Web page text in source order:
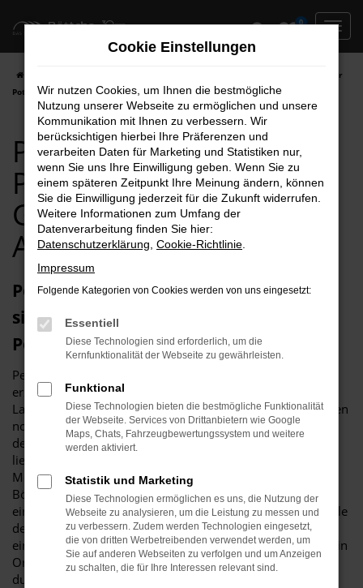
Zum
springen
0
Peugeot Expert für
Potsdam Gebrauchtwagen Top Angebote
Peugeot Expert für
Potsdam
Gebrauchtwagen Top
Angebote
Peugeot Expert Gebrauchtwagen –
sicher und sorglos unterwegs in
Potsdam
Peugeot Expert Gebrauchtwagen zeichnen sich durch
erstklassige Qualität aus. Allgemein bekannt ist die
Langlebigkeit dieses Fahrzeugs, das auch in älteren Auflagen
noch voll und ganz auf Höhe der Zeit fährt. Wenn Sie nach
dem passenden fahrbaren Untersatz für Potsdam suchen,
liegen Sie goldrichtig und sichern sich viele Jahre sorglose
Mobilität. Natürlich bevorzugen auch wir vom Autohaus
Böttche junge Gebrauchtwagen und geben Ihnen für deren
einwandfreie Qualität eine Garantie. Des Weiteren sind viele
der Peugeot Expert Gebrauchtwagen für Potsdam mitsamt
eines Scheckhefts im Angebot und somit ist alles tipptopp in
Ordnung. Dass dies ganz sicher der Fall ist, sichern wir
durch die Arbeit unserer Kfz-Meisterwerkstatt.
Cookie Einstellungen
Wir nutzen Cookies, um Ihnen die bestmögliche
Nutzung unserer Webseite zu ermöglichen und unsere
Kommunikation mit Ihnen zu verbessern. Wir
berücksichtigen hierbei Ihre Präferenzen und
verarbeiten Daten für Marketing und Statistiken nur,
wenn Sie uns Ihre Einwilligung geben. Wenn Sie zu
einem späteren Zeitpunkt Ihre Meinung ändern, können
Sie die Einwilligung jederzeit für die Zukunft widerrufen.
Weitere Informationen zum Umfang der
Datenverarbeitung finden Sie hier:
Datenschutzerklärung Cookie-Richtlinie
Impressum
Folgende Kategorien von Cookies werden von uns eingesetzt:
Essentiell
Diese Technologien sind erforderlich, um die
Kernfunktionalität der Webseite zu gewährleisten.
Funktional
Diese Technologien bieten die bestmögliche Funktionalität
der Webseite. Services von Drittanbietern wie Google
Maps, Chats, Fahrzeugbewertungssystem und weitere
werden aktiviert.
Statistik und Marketing
Diese Technologien ermöglichen es uns, die Nutzung der
Webseite zu analysieren, um die Leistung zu messen und
zu verbessern. Zudem werden Technologien eingesetzt,
die von dritten Werbetreibenden verwendet werden, um
Sie auf anderen Webseiten zu verfolgen und um Anzeigen
zu schalten, die für Ihre Interessen relevant sind.